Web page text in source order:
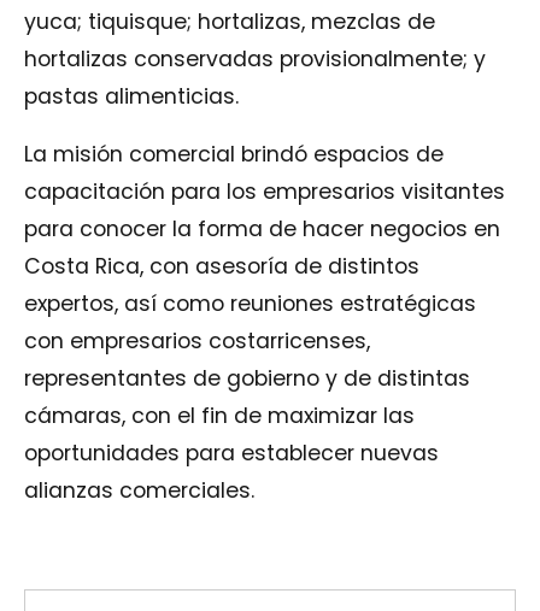
yuca; tiquisque; hortalizas, mezclas de
hortalizas conservadas provisionalmente; y
pastas alimenticias.
La misión comercial brindó espacios de
capacitación para los empresarios visitantes
para conocer la forma de hacer negocios en
Costa Rica, con asesoría de distintos
expertos, así como reuniones estratégicas
con empresarios costarricenses,
representantes de gobierno y de distintas
cámaras, con el fin de maximizar las
oportunidades para establecer nuevas
alianzas comerciales.